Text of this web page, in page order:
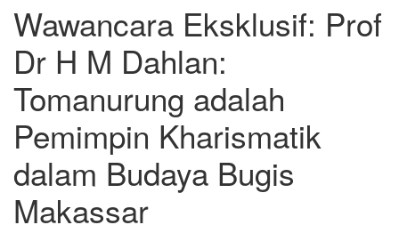
Wawancara Eksklusif: Prof
Dr H M Dahlan:
Tomanurung adalah
Pemimpin Kharismatik
dalam Budaya Bugis
Makassar